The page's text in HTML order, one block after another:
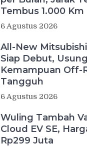
Tembus 1.000 Km
6 Agustus 2026
All-New
Siap Debut, Usung
Kemampuan Off-
Tangguh
6 Agustus 2026
Wuling Tambah
Cloud EV SE,
Rp299 Juta